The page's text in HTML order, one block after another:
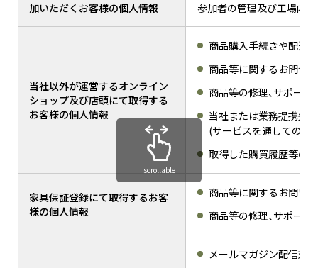
加いただくお客様の個人情報
参加者の管理及び工場内
当社以外が運営するオンライン
ショップ及び店頭にて取得する
お客様の個人情報
商品購入手続きや配送
商品等に関するお問合
商品等の修理、サポー
当社または業務提携先
(サービスを通しての送
取得した購買履歴等の
家具保証登録にて取得するお客
様の個人情報
商品等に関するお問い
商品等の修理、サポー
メールマガジン配信対
scrollable